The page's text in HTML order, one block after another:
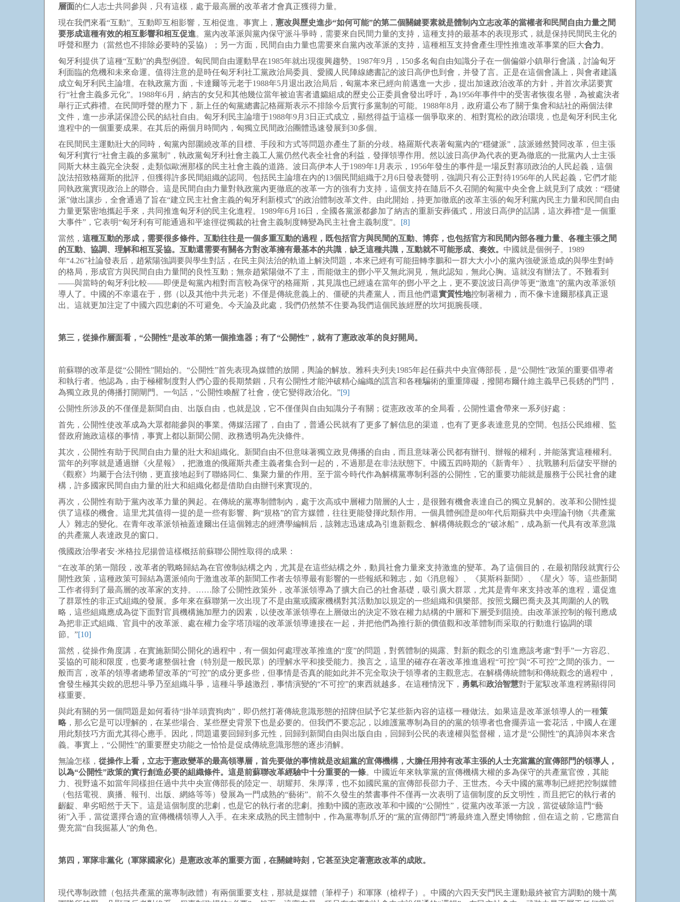
層面的仁人志士共同參與，只有這樣，處于最高層的改革者才會真正獲得力量。
現在我們來看“互動”。互動即互相影響，互相促進。事實上， 憲改與歷史進步“如何可能”的第二個關鍵要素就是體制內立志改革的當權者和民間自由力量之間
要形成這種有效的相互影響和相互促進。黨內改革派與黨內保守派斗爭時，需要來自民間力量的支持，這種支持的最基本的表現形式，就是保持民間民主化的
呼聲和壓力（當然也不排除必要時的妥協）；另一方面，民間自由力量也需要來自黨內改革派的支持，這種相互支持會產生理性推進改革事業的巨大合力。
匈牙利提供了這種“互動”的典型例證。匈民間自由運動早在1985年就出現復興趨勢。1987年9月，150多名匈自由知識分子在一個偏僻小鎮舉行會議，討論匈牙
利面臨的危機和未來命運。值得注意的是時任匈牙利社工黨政治局委員、愛國人民陣線總書記的波日高伊也到會，并發了言。正是在這個會議上，與會者建議
成立匈牙利民主論壇。在執政黨方面，卡達爾等元老于1988年5月退出政治局后，匈黨本來已經向前邁進一大步，提出加速政治改革的方針，并首次承諾要實
行“社會主義多元化”。1988年6月，納吉的女兒和其他幾位當年被迫害者遺孀組成的歷史公正委員會發出呼吁，為1956年事件中的受害者恢復名譽，為被處決者
舉行正式葬禮。在民間呼聲的壓力下，新上任的匈黨總書記格羅斯表示不排除今后實行多黨制的可能。1988年8月，政府還公布了關于集會和結社的兩個法律
文件，進一步承諾保證公民的結社自由。匈牙利民主論壇于1988年9月3日正式成立，顯然得益于這樣一個爭取來的、相對寬松的政治環境，也是匈牙利民主化
進程中的一個重要成果。在其后的兩個月時間內，匈獨立民間政治團體迅速發展到30多個。
在民間民主運動壯大的同時，匈黨內部圍繞改革的目標、手段和方式等問題亦產生了新的分歧。格羅斯代表著匈黨內的“穩健派”，該派雖然贊同改革，但主張
匈牙利實行“社會主義的多黨制”，執政黨匈牙利社會主義工人黨仍然代表全社會的利益，發揮領導作用。然以波日高伊為代表的更為徹底的一批黨內人士主張
同斯大林主義完全決裂，走類似歐洲那樣的民主社會主義的道路。波日高伊本人于1989年1月表示，1956年發生的事件是一場反對寡頭政治的人民起義，這個
說法招致格羅斯的批評，但獲得許多民間組織的認同。包括民主論壇在內的13個民間組織于2月6日發表聲明，強調只有公正對待1956年的人民起義，它們才能
同執政黨實現政治上的聯合。這是民間自由力量對執政黨內更徹底的改革一方的強有力支持，這個支持在隨后不久召開的匈黨中央全會上就見到了成效：“穩健
派”做出讓步，全會通過了旨在“建立民主社會主義的匈牙利新模式”的政治體制改革文件。由此開始，持更加徹底的改革主張的匈牙利黨內民主力量和民間自由
力量更緊密地攜起手來，共同推進匈牙利的民主化進程。1989年6月16日，全國各黨派都參加了納吉的重新安葬儀式，用波日高伊的話講，這次葬禮“是一個重
大事件”，它表明“匈牙利有可能通過和平途徑從獨裁的社會主義制度轉變為民主社會主義制度”。 [8]
當然， 這種互動的形成，需要很多條件。互動往往是一個多重互動的過程，既包括官方與民間的互動、博弈，也包括官方和民間內部各種力量、各種主張之間
的互動、協調、理解和相互妥協。互動還需要有關各方對改革擁有最基本的共識 ， 缺乏這種共識，互動就不可能形成、奏效。 中國就是個例子。1989
年“4.26”社論發表后，趙紫陽強調要與學生對話，在民主與法治的軌道上解決問題，本來已經有可能扭轉李鵬和一群大大小小的黨內強硬派造成的與學生對峙
的格局，形成官方與民間自由力量間的良性互動；無奈趙紫陽做不了主，而能做主的鄧小平又無此洞見，無此認知，無此心胸。這就沒有辦法了。不難看到
――與當時的匈牙利比較――即便是匈黨內相對而言較為保守的格羅斯，其見識也已經遠在當年的鄧小平之上，更不要說波日高伊等更“激進”的黨內改革派領
導人了。中國的不幸還在于，鄧（以及其他中共元老）不僅是傳統意義上的、僵硬的共產黨人，而且他們還實質性地控制著權力，而不像卡達爾那樣真正退
出。這就更加注定了中國六四悲劇的不可避免。今天論及此處，我們仍然禁不住要為我們這個民族經歷的坎坷扼腕長嘆。
第三，從操作層面看，“公開性”是改革的第一個推進器；有了“公開性”，就有了憲政改革的良好開局。
前蘇聯的改革是從“公開性”開始的。“公開性”首先表現為媒體的放開，輿論的解放。雅科夫列夫1985年起任蘇共中央宣傳部長，是“公開性”政策的重要倡導者
和執行者。他認為，由于極權制度對人們心靈的長期禁錮，只有公開性才能沖破精心編織的謊言和各種騙術的重重障礙，撥開布爾什維主義早已長銹的門閂，
為獨立政見的傳播打開閘門。一句話，“公開性喚醒了社會，使它變得政治化。”[9]
公開性所涉及的不僅僅是新聞自由、出版自由，也就是說，它不僅僅與自由知識分子有關；從憲政改革的全局看，公開性還會帶來一系列好處：
首先，公開性使改革成為大眾都能參與的事業。傳媒活躍了，自由了，普通公民就有了更多了解信息的渠道，也有了更多表達意見的空間。包括公民維權、監
督政府施政這樣的事情，事實上都以新聞公開、政務透明為先決條件。
其次，公開性有助于民間自由力量的壯大和組織化。新聞自由不但意味著獨立政見傳播的自由，而且意味著公民都有辦刊、辦報的權利，并能落實這種權利。
當年的列寧就是通過辦《火星報》，把激進的俄羅斯共產主義者集合到一起的，不過那是在非法狀態下。中國五四時期的《新青年》、抗戰勝利后儲安平辦的
《觀察》均屬于合法刊物，更直接地起到了聯絡同仁、集聚力量的作用。至于當今時代作為解構黨專制利器的公開性，它的重要功能就是服務于公民社會的建
構，許多國家民間自由力量的壯大和組織化都是借助自由辦刊來實現的。
再次，公開性有助于黨內改革力量的興起。在傳統的黨專制體制內，處于次高或中層權力階層的人士，是很難有機會表達自己的獨立見解的。改革和公開性提
供了這樣的機會。這里尤其值得一提的是一些有影響、夠“規格”的官方媒體，往往更能發揮此類作用。一個具體例證是80年代后期蘇共中央理論刊物《共產黨
人》雜志的變化。在青年改革派領袖蓋達爾出任這個雜志的經濟學編輯后，該雜志迅速成為引進新觀念、解構傳統觀念的“破冰船”，成為新一代具有改革意識
的共產黨人表達政見的窗口。
俄國政治學者安·米格拉尼揚曾這樣概括前蘇聯公開性取得的成果：
“在改革的第一階段，改革者的戰略歸結為在官僚制結構之內，尤其是在這些結構之外，動員社會力量來支持激進的變革。為了這個目的，在最初階段就實行公
開性政策，這種政策可歸結為選派傾向于激進改革的新聞工作者去領導最有影響的一些報紙和雜志，如《消息報》、《莫斯科新聞》、《星火》等。這些新聞
工作者得到了最高層的改革家的支持。……除了公開性政策外，改革派領導為了擴大自己的社會基礎，吸引廣大群眾，尤其是青年來支持改革的進程，還促進
了群眾性的非正式組織的發展。多年來在蘇聯第一次出現了不是由黨或國家機構對其活動加以規定的一些組織和俱樂部。按照戈爾巴喬夫及其周圍的人的戰
略，這些組織應成為從下面對官員機構施加壓力的因素，以使改革派領導在上層做出的決定不致在權力結構的中層和下層受到阻撓。由改革派控制的報刊應成
為把非正式組織、官員中的改革派、處在權力金字塔頂端的改革派領導連接在一起，并把他們為推行新的價值觀和改革體制而采取的行動進行協調的環
節。”[10]
當然，從操作角度講，在實施新聞公開化的過程中，有一個如何處理改革推進的“度”的問題，對舊體制的揭露、對新的觀念的引進應該考慮“對手”一方容忍、
妥協的可能和限度，也要考慮整個社會（特別是一般民眾）的理解水平和接受能力。換言之，這里的確存在著改革推進過程“可控”與“不可控”之間的張力。一
般而言，改革的領導者總希望改革的“可控”的成分更多些，但事情是否真的能如此并不完全取決于領導者的主觀意志。在解構傳統體制和傳統觀念的過程中，
會發生極其尖銳的思想斗爭乃至組織斗爭，這種斗爭越激烈，事情演變的“不可控”的東西就越多。在這種情況下， 勇氣和政治智慧對于駕馭改革進程將顯得同
樣重要。
與此有關的另一個問題是如何看待“掛羊頭賣狗肉”，即仍然打著傳統意識形態的招牌但賦予它某些新內容的這樣一種做法。如果這是改革派領導人的一種策
略 ，那么它是可以理解的，在某些場合、某些歷史背景下也是必要的。但我們不要忘記，以維護黨專制為目的的黨的領導者也會擺弄這一套花活，中國人在運
用此類技巧方面尤其得心應手。因此，問題還要回歸到多元性，回歸到新聞自由與出版自由，回歸到公民的表達權與監督權，這才是“公開性”的真諦與本來含
義。事實上，“公開性”的重要歷史功能之一恰恰是促成傳統意識形態的逐步消解。
無論怎樣， 從操作上看，立志于憲政變革的最高領導層，首先要做的事情就是改組黨的宣傳機構，大膽任用持有改革主張的人士充當黨的宣傳部門的領導人，
以為“公開性”政策的實行創造必要的組織條件。這是前蘇聯改革經驗中十分重要的一條。中國近年來執掌黨的宣傳機構大權的多為保守的共產黨官僚，其能
力、視野遠不如當年同樣担任過中共中央宣傳部長的陸定一、胡耀邦、朱厚澤，也不如國民黨的宣傳部長邵力子、王世杰。今天中國的黨專制已經把控制媒體
（包括電視、廣播、報刊、出版、網絡等等）發展為一門成熟的“藝術”。前不久發生的禁書事件不僅再一次表明了這個制度的反文明性，而且把它的執行者的
齷齪、卑劣昭然于天下。這是這個制度的悲劇，也是它的執行者的悲劇。推動中國的憲政改革和中國的“公開性”，從黨內改革派一方說，當從破除這門“藝
術”入手，當從選擇合適的宣傳機構領導人入手。在未來成熟的民主體制中，作為黨專制爪牙的“黨的宣傳部門”將最終進入歷史博物館，但在這之前，它應當自
覺充當“自我掘墓人”的角色。
第四，軍隊非黨化（軍隊國家化）是憲政改革的重要方面，在關鍵時刻，它甚至決定著憲政改革的成敗。
現代專制政體（包括共產黨的黨專制政體）有兩個重要支柱，那就是媒體（筆桿子）和軍隊（槍桿子）。中國的六四天安門民主運動最終被官方調動的幾十萬